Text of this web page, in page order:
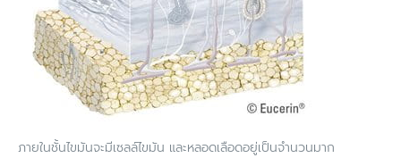
ภายในชั้นไขมันจะมีเซลล์ไขมัน และหลอดเลือดอยู่เป็นจำนวนมาก